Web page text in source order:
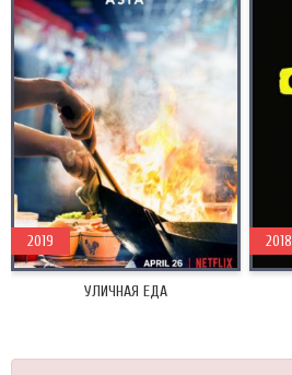
УЛИЧНАЯ ЕДА
2019 2018